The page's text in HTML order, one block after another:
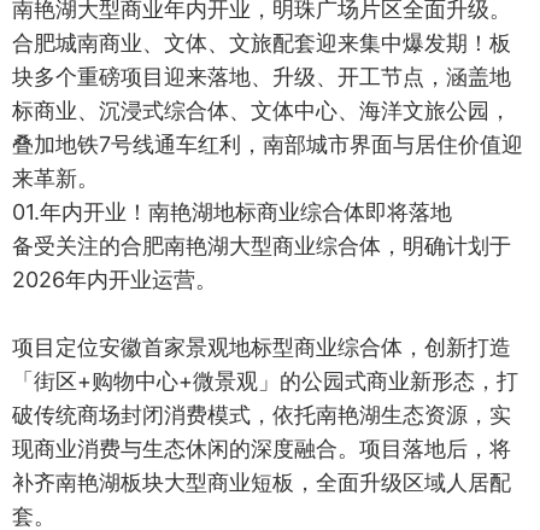
南艳湖大型商业年内开业，明珠广场片区全面升级。
合肥城南商业、文体、文旅配套迎来集中爆发期！板
块多个重磅项目迎来落地、升级、开工节点，涵盖地
标商业、沉浸式综合体、文体中心、海洋文旅公园，
叠加地铁7号线通车红利，南部城市界面与居住价值迎
来革新。
01.年内开业！南艳湖地标商业综合体即将落地
备受关注的合肥南艳湖大型商业综合体，明确计划于
2026年内开业运营。
项目定位安徽首家景观地标型商业综合体，创新打造
「街区+购物中心+微景观」的公园式商业新形态，打
破传统商场封闭消费模式，依托南艳湖生态资源，实
现商业消费与生态休闲的深度融合。项目落地后，将
补齐南艳湖板块大型商业短板，全面升级区域人居配
套。